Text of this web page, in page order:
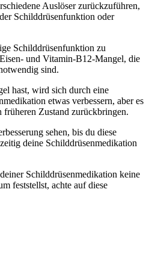
Auslöser zurückzuführen,
Schilddrüsenfunktion oder
Schilddrüsenfunktion zu
und Vitamin-B12-Mangel, die
sind.
hast, wird sich durch eine
etwas verbessern, aber es
Zustand zurückbringen.
sehen, bis du diese
deine Schilddrüsenmedikation
Schilddrüsenmedikation keine
feststellst, achte auf diese